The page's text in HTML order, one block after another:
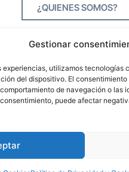
Gestionar
experiencias, utilizamos tecnologías
del dispositivo. El
de navegación o las
puede afectar
¿QUIENES SOMOS?